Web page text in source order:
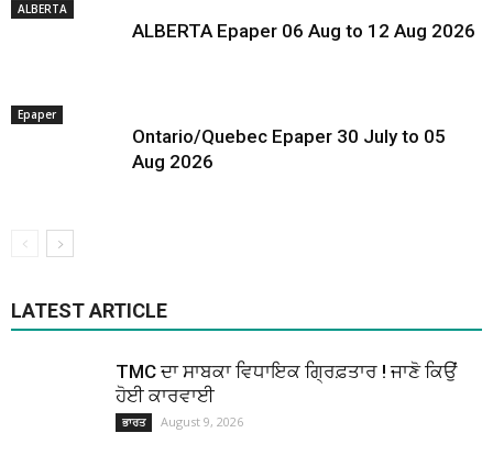
ALBERTA
ALBERTA Epaper 06 Aug to 12 Aug 2026
Epaper
Ontario/Quebec Epaper 30 July to 05
Aug 2026
LATEST ARTICLE
TMC ਦਾ ਸਾਬਕਾ ਵਿਧਾਇਕ ਗ੍ਰਿਫ਼ਤਾਰ ! ਜਾਣੋ ਕਿਉਂ
ਹੋਈ ਕਾਰਵਾਈ
ਭਾਰਤ August 9, 2026